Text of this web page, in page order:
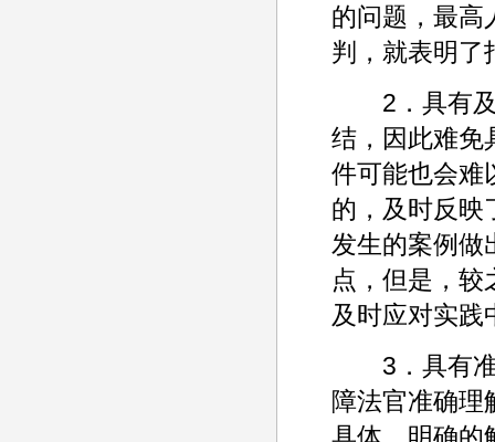
的问题，最高
判，就表明了
2．具有及
结，因此难免
件可能也会难
的，及时反映
发生的案例做
点，但是，较
及时应对实践
3．具有准
障法官准确理
具体、明确的